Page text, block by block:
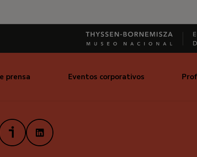
prensa Eventos corporativos
LinkedIn